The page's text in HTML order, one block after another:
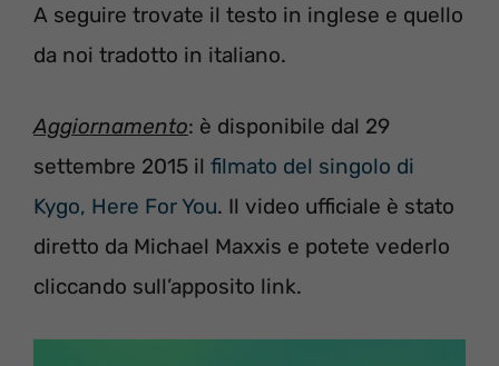
A seguire trovate il testo in inglese e quello
da noi tradotto in italiano.
Aggiornamento: è disponibile dal 29
settembre 2015 il filmato del singolo di
Kygo, Here For You. Il video ufficiale è stato
diretto da Michael Maxxis e potete vederlo
cliccando sull’apposito link.